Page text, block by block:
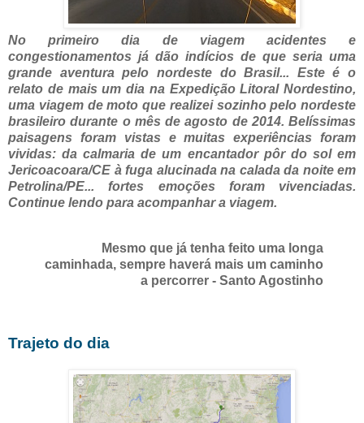
No primeiro dia de viagem acidentes e
congestionamentos já dão indícios de que seria uma
grande aventura pelo nordeste do Brasil... Este é o
relato de mais um dia na Expedição Litoral Nordestino,
uma viagem de moto que realizei sozinho pelo nordeste
brasileiro durante o mês de agosto de 2014. Belíssimas
paisagens foram vistas e muitas experiências foram
vividas: da calmaria de um encantador pôr do sol em
Jericoacoara/CE à fuga alucinada na calada da noite em
Petrolina/PE... fortes emoções foram vivenciadas.
Continue lendo para acompanhar a viagem.
Mesmo que já tenha feito uma longa
caminhada, sempre haverá mais um caminho
a percorrer - Santo Agostinho
Trajeto do dia